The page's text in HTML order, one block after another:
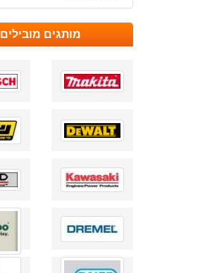
מותגים מובילים